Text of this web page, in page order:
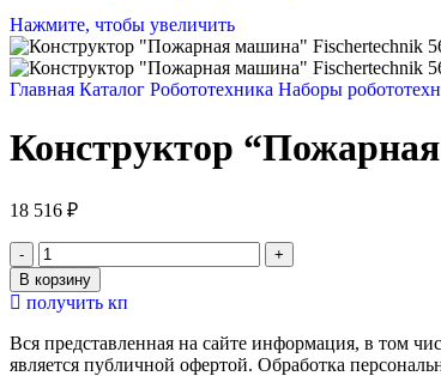
Нажмите, чтобы увеличить
Главная Каталог Робототехника Наборы
Конструктор
18 516 ₽
Количество
товара
Конструктор
"Пожарная
машина"
Fischertechnik
В корзину
получить кп
Вся представленная на сайте информация, в том
является публичной офертой. Обработка